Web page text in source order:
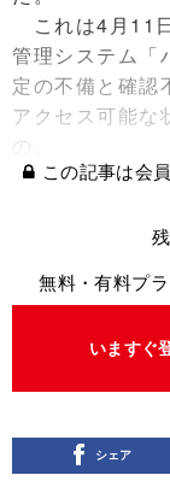
これは4月11
管理システム「
定の不備と確認
アクセス可能な
の。
この記事は会
無料・有料プ
いますぐ
シェア